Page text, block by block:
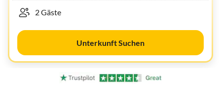
Unterkunft Suchen